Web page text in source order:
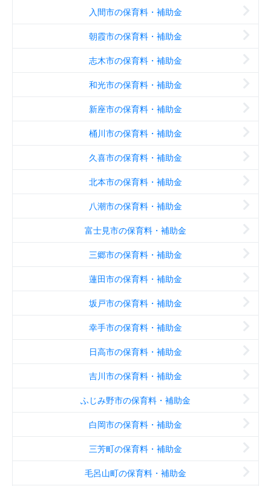
入間市の保育料・補助金
朝霞市の保育料・補助金
志木市の保育料・補助金
和光市の保育料・補助金
新座市の保育料・補助金
桶川市の保育料・補助金
久喜市の保育料・補助金
北本市の保育料・補助金
八潮市の保育料・補助金
富士見市の保育料・補助金
三郷市の保育料・補助金
蓮田市の保育料・補助金
坂戸市の保育料・補助金
幸手市の保育料・補助金
日高市の保育料・補助金
吉川市の保育料・補助金
ふじみ野市の保育料・補助金
白岡市の保育料・補助金
三芳町の保育料・補助金
毛呂山町の保育料・補助金